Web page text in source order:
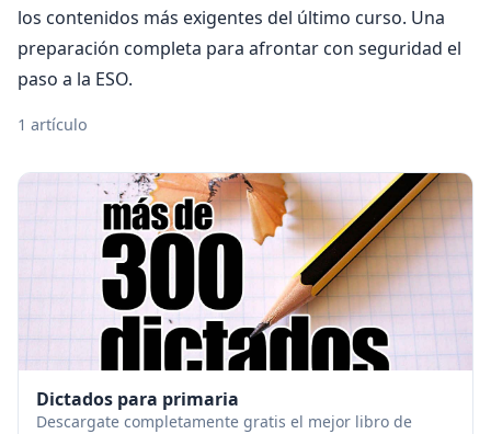
los contenidos más exigentes del último curso. Una
preparación completa para afrontar con seguridad el
paso a la ESO.
1 artículo
Dictados para primaria
Descargate completamente gratis el mejor libro de